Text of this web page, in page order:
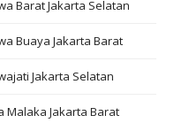
Barat Jakarta Selatan
Buaya Jakarta Barat
Jakarta Selatan
Malaka Jakarta Barat